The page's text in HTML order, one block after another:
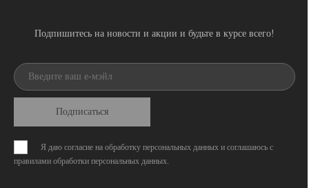
Подпишитесь на новости и акции и будьте в курсе всего!
Подписаться
Я даю согласие на обработку персональных данных и соглашаюсь с
правилами обработки персональных данных.